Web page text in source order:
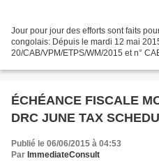
Jour pour jour des efforts sont faits
congolais: Dépuis le mardi 12 mai
20/CAB/VPM/ETPS/WM/2015 et n°
ÉCHÉANCE FISCALE
DRC JUNE TAX
Publié le 06/06/2015 à 04:53
Par ImmediateConsult